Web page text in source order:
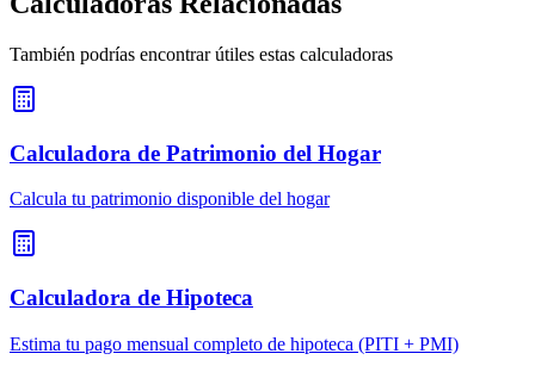
También podrías encontrar útiles estas calculadoras
Calculadora de Patrimonio del Hogar
Calcula tu patrimonio disponible del hogar
Calculadora de Hipoteca
Estima tu pago mensual completo de hipoteca (PITI + PMI)